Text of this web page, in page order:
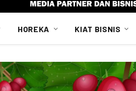
HOREKA KIAT BISNIS